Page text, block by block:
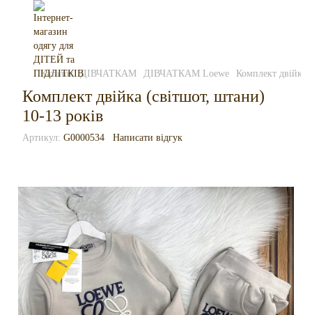
Каталог ДІВЧАТКАМ ДІВЧАТКАМ Loewe Комплект двійка
Комплект двійка (світшот, штани)
10-13 років
Артикул: G0000534 Написати відгук